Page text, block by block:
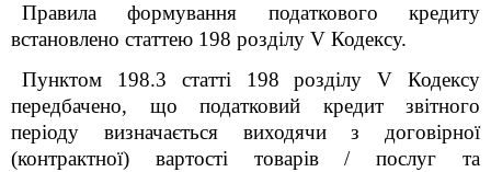
Правила формування податкового кредиту
встановлено статтею 198 розділу V Кодексу.
Пунктом 198.3 статті 198 розділу V Кодексу
передбачено, що податковий кредит звітного
періоду визначається виходячи з договірної
(контрактної) вартості товарів / послуг та